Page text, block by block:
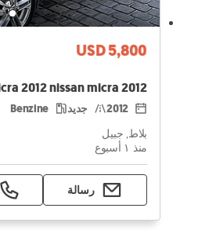
USD 5,800
2012 nissan micra 2012
2012 جديد Benzine
بلاط, جبيل
منذ ١ أسبوع
رسالة